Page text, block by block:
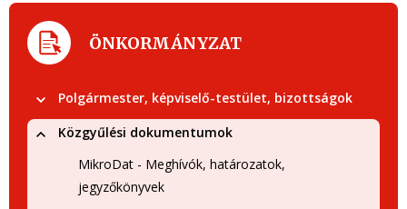
ÖNKORMÁNYZAT
Polgármester, képviselő-testület, bizottságok
Közgyűlési dokumentumok
MikroDat - Meghívók, határozatok,
jegyzőkönyvek